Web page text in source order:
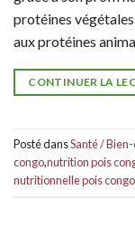
protéines
aux protéines
CONTINUER LA
Posté dansSanté /
congo,nutrition pois
nutritionnelle pois congo